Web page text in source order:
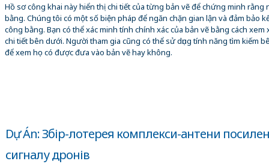
Hồ sơ công khai này hiển thị chi tiết của từng bản vẽ để chứng minh rằng
bằng. Chúng tôi có một số biện pháp để ngăn chặn gian lận và đảm bảo
công bằng. Bạn có thể xác minh tính chính xác của bản vẽ bằng cách xem
chi tiết bên dưới. Người tham gia cũng có thể sử dụng tính năng tìm kiếm
để xem họ có được đưa vào bản vẽ hay không.
Dự Án: Збір-лотерея комплекси-антени
сигналу дронів